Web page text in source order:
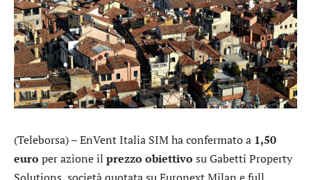
(Teleborsa) – EnVent Italia SIM ha confermato a 1,50
euro per azione il prezzo obiettivo suGabetti Property